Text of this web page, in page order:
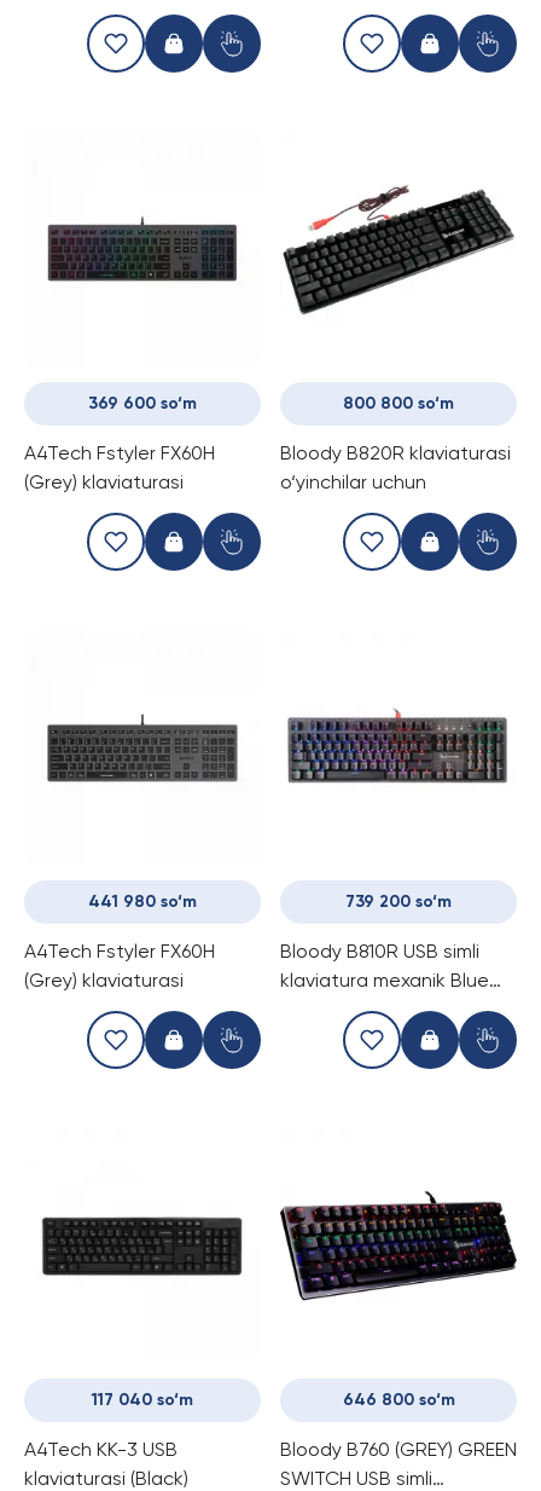
369 600 so‘m
A4Tech Fstyler FX60H
(Grey) klaviaturasi
800 800 so‘m
Bloody B820R klaviaturasi
o‘yinchilar uchun
441 980 so‘m
A4Tech Fstyler FX60H
(Grey) klaviaturasi
739 200 so‘m
Bloody B810R USB simli
klaviatura mexanik Blue
117 040 so‘m
A4Tech KK-3 USB
klaviaturasi (Black)
646 800 so‘m
Bloody B760 (GREY) GREEN
SWITCH USB simli